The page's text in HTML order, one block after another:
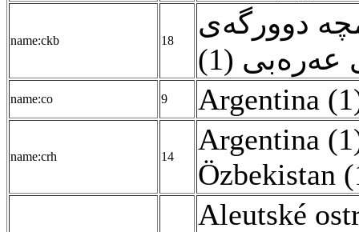
name:ckb 18
دوورگەی
عەرەبی (1)
name:co 9 Argentina
name:crh 14
Argentina
Özbekistan
Aleutské